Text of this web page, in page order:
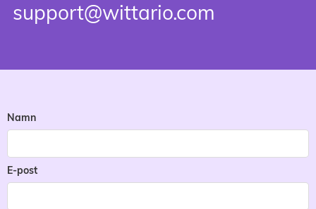
support@wittario.com
Namn
E-post